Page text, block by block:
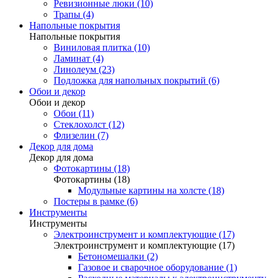
Ревизионные люки (10)
Трапы (4)
Напольные покрытия
Напольные покрытия
Виниловая плитка (10)
Ламинат (4)
Линолеум (23)
Подложка для напольных покрытий (6)
Обои и декор
Обои и декор
Обои (11)
Стеклохолст (12)
Флизелин (7)
Декор для дома
Декор для дома
Фотокартины (18)
Фотокартины (18)
Модульные картины на холсте (18)
Постеры в рамке (6)
Инструменты
Инструменты
Электроинструмент и комплектующие (17)
Электроинструмент и комплектующие (17)
Бетономешалки (2)
Газовое и сварочное оборудование (1)